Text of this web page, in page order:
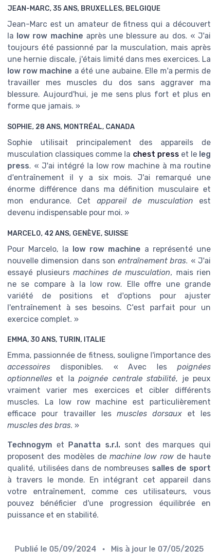
JEAN-MARC, 35 ANS, BRUXELLES, BELGIQUE
Jean-Marc est un amateur de fitness qui a découvert
la low row machine après une blessure au dos. « J'ai
toujours été passionné par la musculation, mais après
une hernie discale, j'étais limité dans mes exercices. La
low row machine a été une aubaine. Elle m'a permis de
travailler mes muscles du dos sans aggraver ma
blessure. Aujourd'hui, je me sens plus fort et plus en
forme que jamais. »
SOPHIE, 28 ANS, MONTRÉAL, CANADA
Sophie utilisait principalement des appareils de
musculation classiques comme la chest presset le leg
press. « J'ai intégré la low row machine à ma routine
d'entraînement il y a six mois. J'ai remarqué une
énorme différence dans ma définition musculaire et
mon endurance. Cet appareil de musculation est
devenu indispensable pour moi. »
MARCELO, 42 ANS, GENÈVE, SUISSE
Pour Marcelo, la low row machine a représenté une
nouvelle dimension dans sonentraînement bras. « J'ai
essayé plusieurs machines de musculation, mais rien
ne se compare à la low row. Elle offre une grande
variété de positions et d'options pour ajuster
l'entraînement à ses besoins. C'est parfait pour un
exercice complet. »
EMMA, 30 ANS, TURIN, ITALIE
Emma, passionnée de fitness, souligne l'importance des
accessoires disponibles. « Avec les poignées
optionnelles et lapoignée centrale stabilité, je peux
vraiment varier mes exercices et cibler différents
muscles. La low row machine est particulièrement
efficace pour travailler les muscles dorsaux et les
muscles des bras. »
Technogym et Panatta s.r.l. sont des marques qui
proposent des modèles de machine low rowde haute
qualité, utilisées dans de nombreuses salles de sport
à travers le monde. En intégrant cet appareil dans
votre entraînement, comme ces utilisateurs, vous
pouvez bénéficier d'une progression équilibrée en
puissance et en stabilité.
Publié le 05/09/2024 • Mis à jour le 07/05/2025